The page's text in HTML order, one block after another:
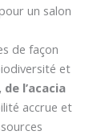
un salon
de façon
et
l’acacia
accrue et